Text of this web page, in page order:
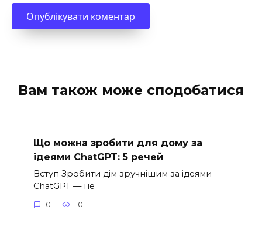
Вам також може сподобатися
Що можна зробити для дому за
ідеями ChatGPT: 5 речей
Вступ Зробити дім зручнішим за ідеями
ChatGPT — не
0 10